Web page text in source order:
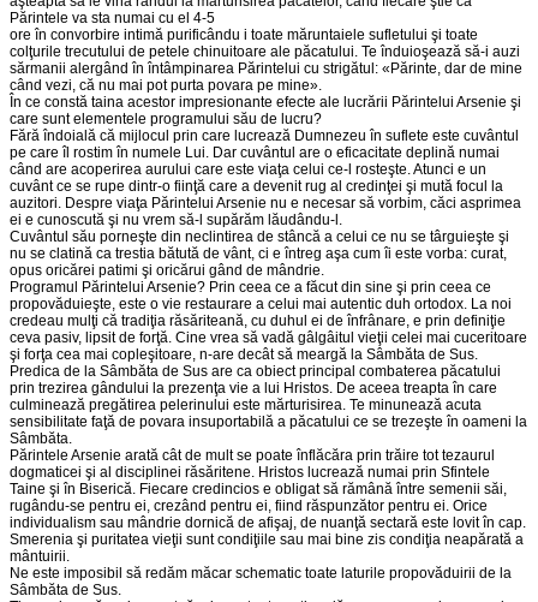
Părintele va sta numai cu el 4-5
ore în convorbire intimă purificându i toate măruntaiele sufletului şi toate
colţurile trecutului de petele chinuitoare ale păcatului. Te înduioşează să-i auzi
sărmanii alergând în întâmpinarea Părintelui cu strigătul: «Părinte, dar de mine
când vezi, că nu mai pot purta povara pe mine».
În ce constă taina acestor impresionante efecte ale lucrării Părintelui Arsenie şi
care sunt elementele programului său de lucru?
Fără îndoială că mijlocul prin care lucrează Dumnezeu în suflete este cuvântul
pe care îl rostim în numele Lui. Dar cuvântul are o eficacitate deplină numai
când are acoperirea aurului care este viaţa celui ce-l rosteşte. Atunci e un
cuvânt ce se rupe dintr-o fiinţă care a devenit rug al credinţei şi mută focul la
auzitori. Despre viaţa Părintelui Arsenie nu e necesar să vorbim, căci asprimea
ei e cunoscută şi nu vrem să-l supărăm lăudându-l.
Cuvântul său porneşte din neclintirea de stâncă a celui ce nu se târguieşte şi
nu se clatină ca trestia bătută de vânt, ci e întreg aşa cum îi este vorba: curat,
opus oricărei patimi şi oricărui gând de mândrie.
Programul Părintelui Arsenie? Prin ceea ce a făcut din sine şi prin ceea ce
propovăduieşte, este o vie restaurare a celui mai autentic duh ortodox. La noi
credeau mulţi că tradiţia răsăriteană, cu duhul ei de înfrânare, e prin definiţie
ceva pasiv, lipsit de forţă. Cine vrea să vadă gâlgâitul vieţii celei mai cuceritoare
şi forţa cea mai copleşitoare, n-are decât să meargă la Sâmbăta de Sus.
Predica de la Sâmbăta de Sus are ca obiect principal combaterea păcatului
prin trezirea gândului la prezenţa vie a lui Hristos. De aceea treapta în care
culminează pregătirea pelerinului este mărturisirea. Te minunează acuta
sensibilitate faţă de povara insuportabilă a păcatului ce se trezeşte în oameni la
Sâmbăta.
Părintele Arsenie arată cât de mult se poate înflăcăra prin trăire tot tezaurul
dogmaticei şi al disciplinei răsăritene. Hristos lucrează numai prin Sfintele
Taine şi în Biserică. Fiecare credincios e obligat să rămână între semenii săi,
rugându-se pentru ei, crezând pentru ei, fiind răspunzător pentru ei. Orice
individualism sau mândrie dornică de afişaj, de nuanţă sectară este lovit în cap.
Smerenia şi puritatea vieţii sunt condiţiile sau mai bine zis condiţia neapărată a
mântuirii.
Ne este imposibil să redăm măcar schematic toate laturile propovăduirii de la
Sâmbăta de Sus.